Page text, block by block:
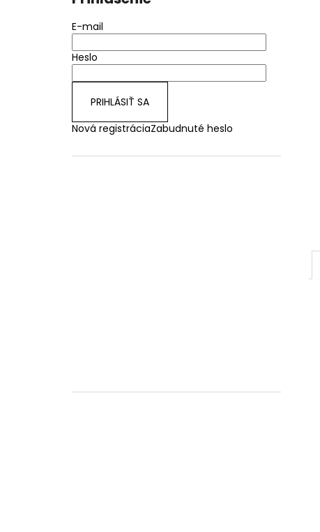
E-mail
Heslo
PRIHLÁSIŤ SA
Nová registráciaZabudnuté heslo